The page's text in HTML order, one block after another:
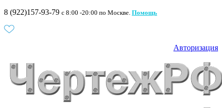
8 (922)157-93-79 c 8:00 -20:00 по Москве. Помощь
Авторизация